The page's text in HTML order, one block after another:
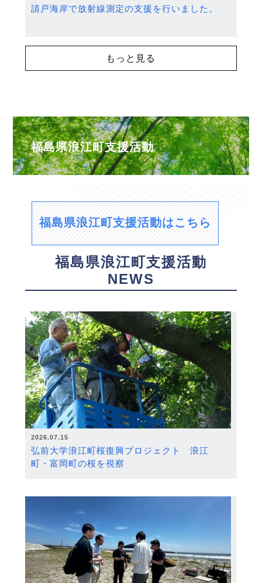
請戸海岸で放射線測定の支援を行いました。
もっと見る
福島県浪江町支援活動
福島県浪江町支援活動はこちら
福島県浪江町支援活動
NEWS
2026.07.15
弘前大学浪江町桜復興プロジェクト 浪江
町・富岡町の桜を視察